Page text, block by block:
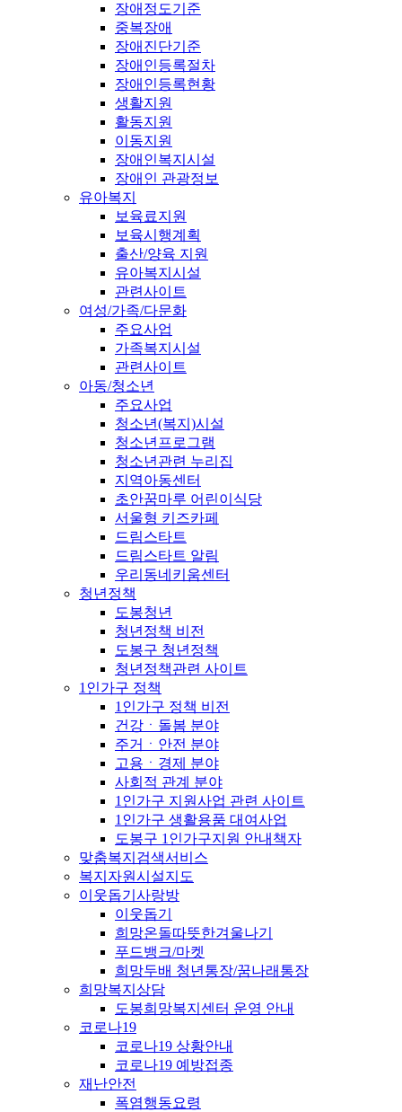
장애정도기준
중복장애
장애진단기준
장애인등록절차
장애인등록현황
생활지원
활동지원
이동지원
장애인복지시설
장애인 관광정보
유아복지
보육료지원
보육시행계획
출산/양육 지원
유아복지시설
관련사이트
여성/가족/다문화
주요사업
가족복지시설
관련사이트
아동/청소년
주요사업
청소년(복지)시설
청소년프로그램
청소년관련 누리집
지역아동센터
초안꿈마루 어린이식당
서울형 키즈카페
드림스타트
드림스타트 알림
우리동네키움센터
청년정책
도봉청년
청년정책 비전
도봉구 청년정책
청년정책관련 사이트
1인가구 정책
1인가구 정책 비전
건강ㆍ돌봄 분야
주거ㆍ안전 분야
고용ㆍ경제 분야
사회적 관계 분야
1인가구 지원사업 관련 사이트
1인가구 생활용품 대여사업
도봉구 1인가구지원 안내책자
맞춤복지검색서비스
복지자원시설지도
이웃돕기사랑방
이웃돕기
희망온돌따뜻한겨울나기
푸드뱅크/마켓
희망두배 청년통장/꿈나래통장
희망복지상담
도봉희망복지센터 운영 안내
코로나19
코로나19 상황안내
코로나19 예방접종
재난안전
폭염행동요령